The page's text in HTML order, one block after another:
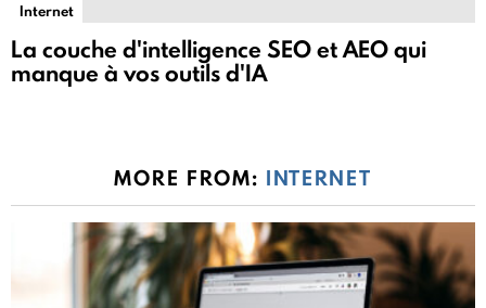
Internet
La couche d'intelligence SEO et AEO qui
manque à vos outils d'IA
MORE FROM: INTERNET